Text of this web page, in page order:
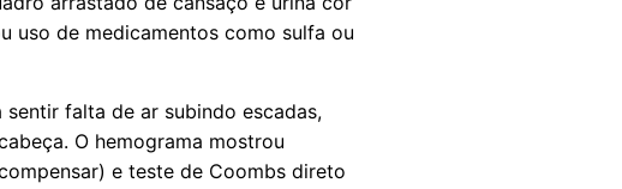
uso de medicamentos como sulfa ou
falta de ar subindo escadas,
O hemograma mostrou
e teste de Coombs direto